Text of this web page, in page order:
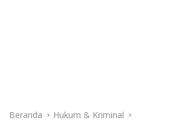
Beranda Hukum & Kriminal